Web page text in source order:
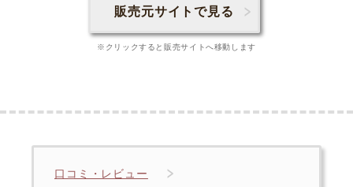
販売元サイトで見る
※クリックすると販売サイトへ移動します
口コミ・レビュー